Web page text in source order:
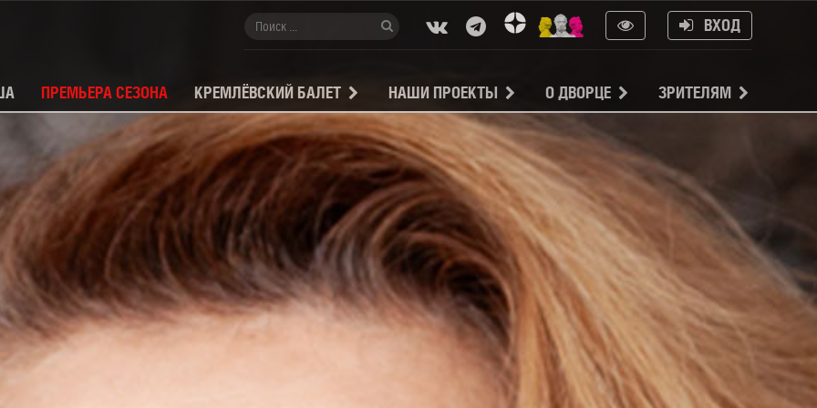
ВХОД
ПРЕМЬЕРА СЕЗОНА КРЕМЛЁВСКИЙ БАЛЕТ НАШИ ПРОЕКТЫ О ДВОРЦЕ ЗРИТЕЛЯМ